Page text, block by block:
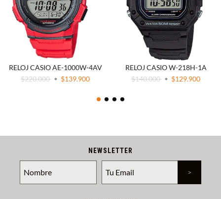
RELOJ CASIO AE-1000W-4AV
$220.000
$139.900
RELOJ CASIO W-218H-1A
$140.000
$129.900
NEWSLETTER